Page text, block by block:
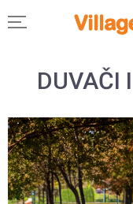
DUVAČI